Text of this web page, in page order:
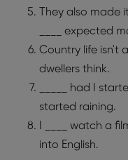
They also made
____ expected
Country life isn't
dwellers think.
_____ had I
started raining.
I ____ watch a
into English.